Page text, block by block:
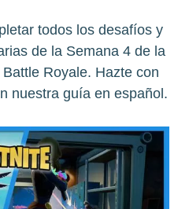
todos los desafíos y
de la Semana 4 de la
Royale. Hazte con
nuestra guía en español.